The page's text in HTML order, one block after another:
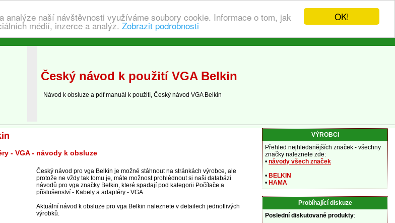
OK!
naší návštěvnosti využíváme soubory cookie. Informace o tom, jak
médií, inzerce a analýz. Zobrazit podrobnosti
Český návod k použití VGA Belkin
Návod k obsluze a pdf manuál k použití, Český návod VGA Belkin
- VGA - návody k obsluze
Český návod pro vga Belkin je možné stáhnout na stránkách výrobce, ale
protože ne vždy tak tomu je, máte možnost prohlédnout si naši databázi
návodů pro vga značky Belkin, které spadají pod kategorii Počítače a
příslušenství - Kabely a adaptéry - VGA.
Aktuální návod k obsluze pro vga Belkin naleznete v detailech jednotlivých
výrobků.
VÝROBCI
Přehled nejhledanějších značek - všechny
značky naleznete zde:
• návody všech značek
• BELKIN
• HAMA
Probíhající diskuze
Poslední diskutované produkty: